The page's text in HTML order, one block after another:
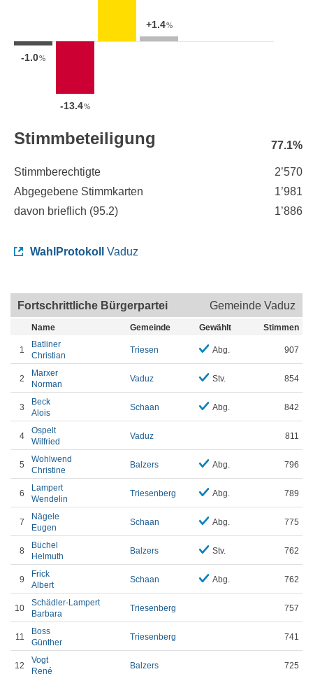
-1.0%
-13.4%
+1.4%
Stimmbeteiligung 77.1%
Stimmberechtigte
2’570
Abgegebene Stimmkarten
1’981
davon brieflich (95.2) 1’886
WahlProtokoll Vaduz
Fortschrittliche Bürgerpartei Gemeinde Vaduz
Name Gemeinde Gewählt Stimmen
1
Batliner
Christian
Triesen Abg. 907
2
Marxer
Norman
Vaduz Stv. 854
3
Beck
Alois
Schaan Abg. 842
4
Ospelt
Wilfried
Vaduz 811
5
Wohlwend
Christine
Balzers Abg. 796
6
Lampert
Wendelin
Triesenberg Abg. 789
7
Nägele
Eugen
Schaan Abg. 775
8
Büchel
Helmuth
Balzers Stv. 762
9
Frick
Albert
Schaan Abg. 762
10
Schädler-Lampert
Barbara
Triesenberg 757
11
Boss
Günther
Triesenberg 741
12
Vogt
René
Balzers 725